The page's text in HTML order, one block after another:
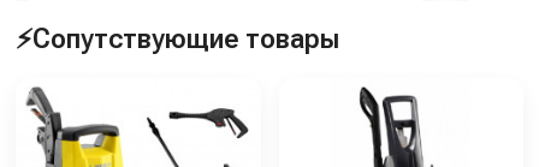
⚡Сопутствующие товары